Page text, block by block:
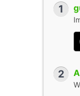
1
2